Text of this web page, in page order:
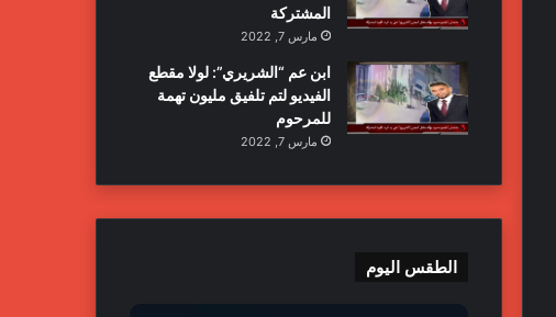
المشتركة
مارس 7, 2022
ابن عم “الشريري”: لولا مقطع
الفيديو لتم تلفيق مليون تهمة
للمرحوم
مارس 7, 2022
الطقس اليوم